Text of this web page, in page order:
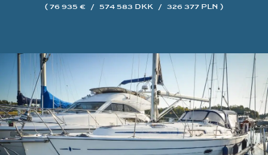
( 76 935 € / 574 583 DKK / 326 377 PLN )